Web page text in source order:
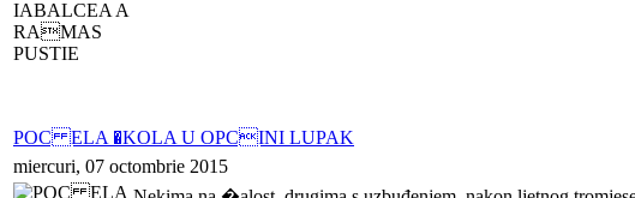
POC ELA �KOLA U OPCINI LUPAK
miercuri, 07 octombrie 2015